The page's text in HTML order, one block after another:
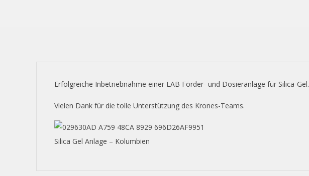
Erfolgreiche Inbetriebnahme einer LAB Förder- und Dosieranlage für Silica-Gel.
Vielen Dank für die tolle Unterstützung des Krones-Teams.
Silica Gel Anlage – Kolumbien